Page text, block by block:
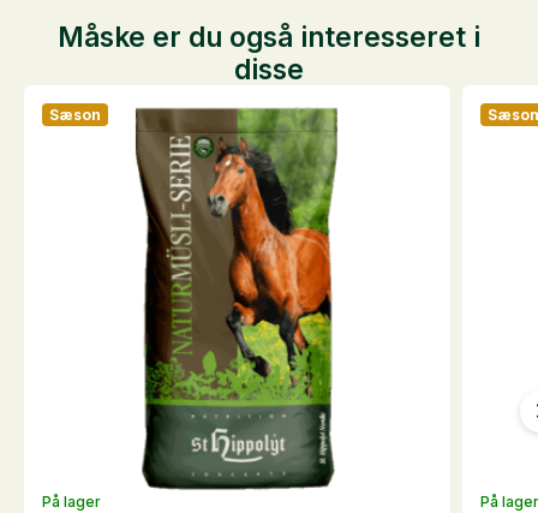
Måske er du også interesseret i
disse
På lager
Sæson
På lager
Sæson